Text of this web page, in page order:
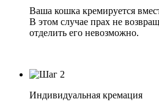
Ваша кошка кремируется
В этом случае прах не
отделить его невозможно.
Индивидуальная кремация